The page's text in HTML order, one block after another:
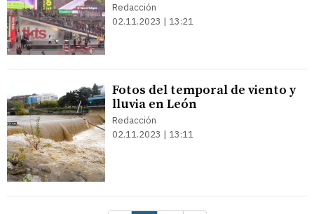
Redacción
02.11.2023 | 13:21
Fotos del temporal de viento y
lluvia en León
Redacción
02.11.2023 | 13:11